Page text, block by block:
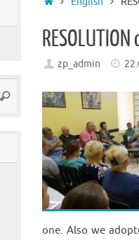
zp_admin
one. Also we
Search